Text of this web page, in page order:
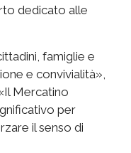
dedicato alle
famiglie e
e convivialità»,
Mercatino
per
il senso di